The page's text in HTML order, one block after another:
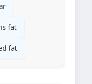
fat
fat